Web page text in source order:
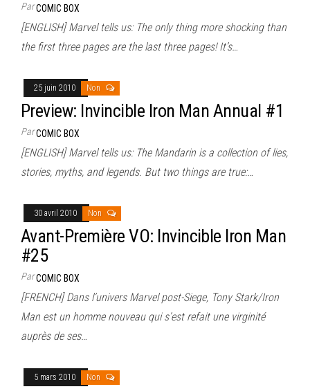
ParCOMIC BOX
[ENGLISH] Marvel tells us: The only thing more shocking than
the first three pages are the last three pages! It’s…
25 juin 2010 Non
Preview: Invincible Iron Man Annual #1
ParCOMIC BOX
[ENGLISH] Marvel tells us: The Mandarin is a collection of lies,
stories, myths, and legends. But two things are true:…
30 avril 2010 Non
Avant-Première VO: Invincible Iron Man
#25
ParCOMIC BOX
[FRENCH] Dans l’univers Marvel post-Siege, Tony Stark/Iron
Man est un homme nouveau qui s’est refait une virginité
auprès de ses…
5 mars 2010 Non